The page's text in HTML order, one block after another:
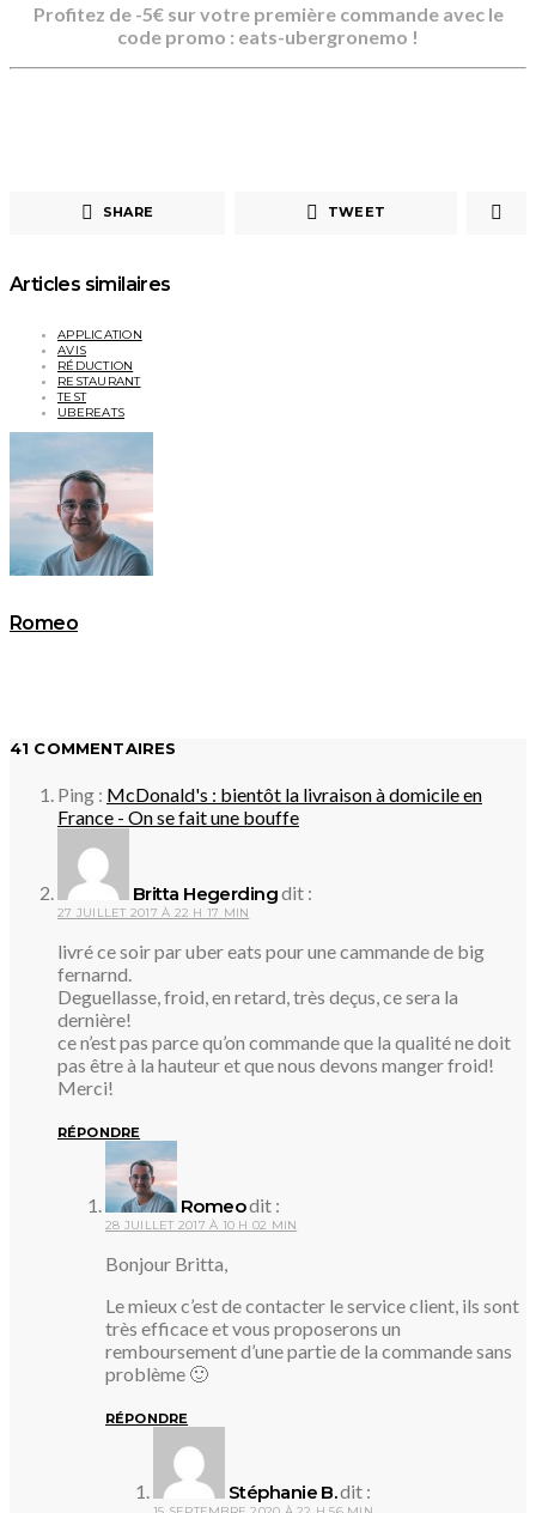
Profitez de -5€ sur votre première commande avec le
code promo : eats-ubergronemo !
SHARE TWEET
Articles similaires
APPLICATION
AVIS
RÉDUCTION
RESTAURANT
TEST
UBEREATS
Romeo
41 COMMENTAIRES
Ping : McDonald's : bientôt la livraison à domicile en
France - On se fait une bouffe
Britta Hegerdingdit :
27 JUILLET 2017 À 22 H 17 MIN
livré ce soir par uber eats pour une cammande de big
fernarnd.
Deguellasse, froid, en retard, très deçus, ce sera la
dernière!
ce n’est pas parce qu’on commande que la qualité ne doit
pas être à la hauteur et que nous devons manger froid!
Merci!
RÉPONDRE
Romeodit :
28 JUILLET 2017 À 10 H 02 MIN
Bonjour Britta,
Le mieux c’est de contacter le service client, ils sont
très efficace et vous proposerons un
remboursement d’une partie de la commande sans
problème 🙂
RÉPONDRE
Stéphanie B.dit :